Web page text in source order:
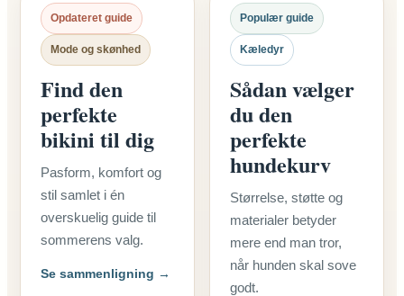
Opdateret guide
Mode og skønhed
Find den
perfekte
bikini til dig
Pasform, komfort og
stil samlet i én
overskuelig guide til
sommerens valg.
Se sammenligning →
Populær guide
Kæledyr
Sådan vælger
du den
perfekte
hundekurv
Størrelse, støtte og
materialer betyder
mere end man tror,
når hunden skal sove
godt.